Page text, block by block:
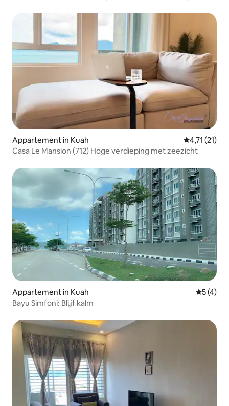
Appartement in Kuah Gemiddelde
4,71 (21)
Casa Le Mansion (712) Hoge verdieping met zeezicht
Appartement in Kuah
5 (4)
Bayu Simfoni: Blijf kalm